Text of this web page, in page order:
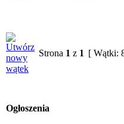
Strona 1 z 1 [ Wątki:
Ogłoszenia